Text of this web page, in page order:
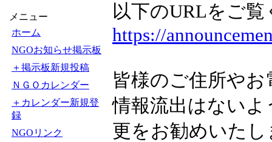
メニュー
ホーム
NGOお知らせ掲示板
＋掲示板新規投稿
ＮＧＯカレンダー
＋カレンダー新規登
録
NGOリンク
以下のURLをご覧
https://
皆様のご住所や
情報流出はない
更をお勧めいたし